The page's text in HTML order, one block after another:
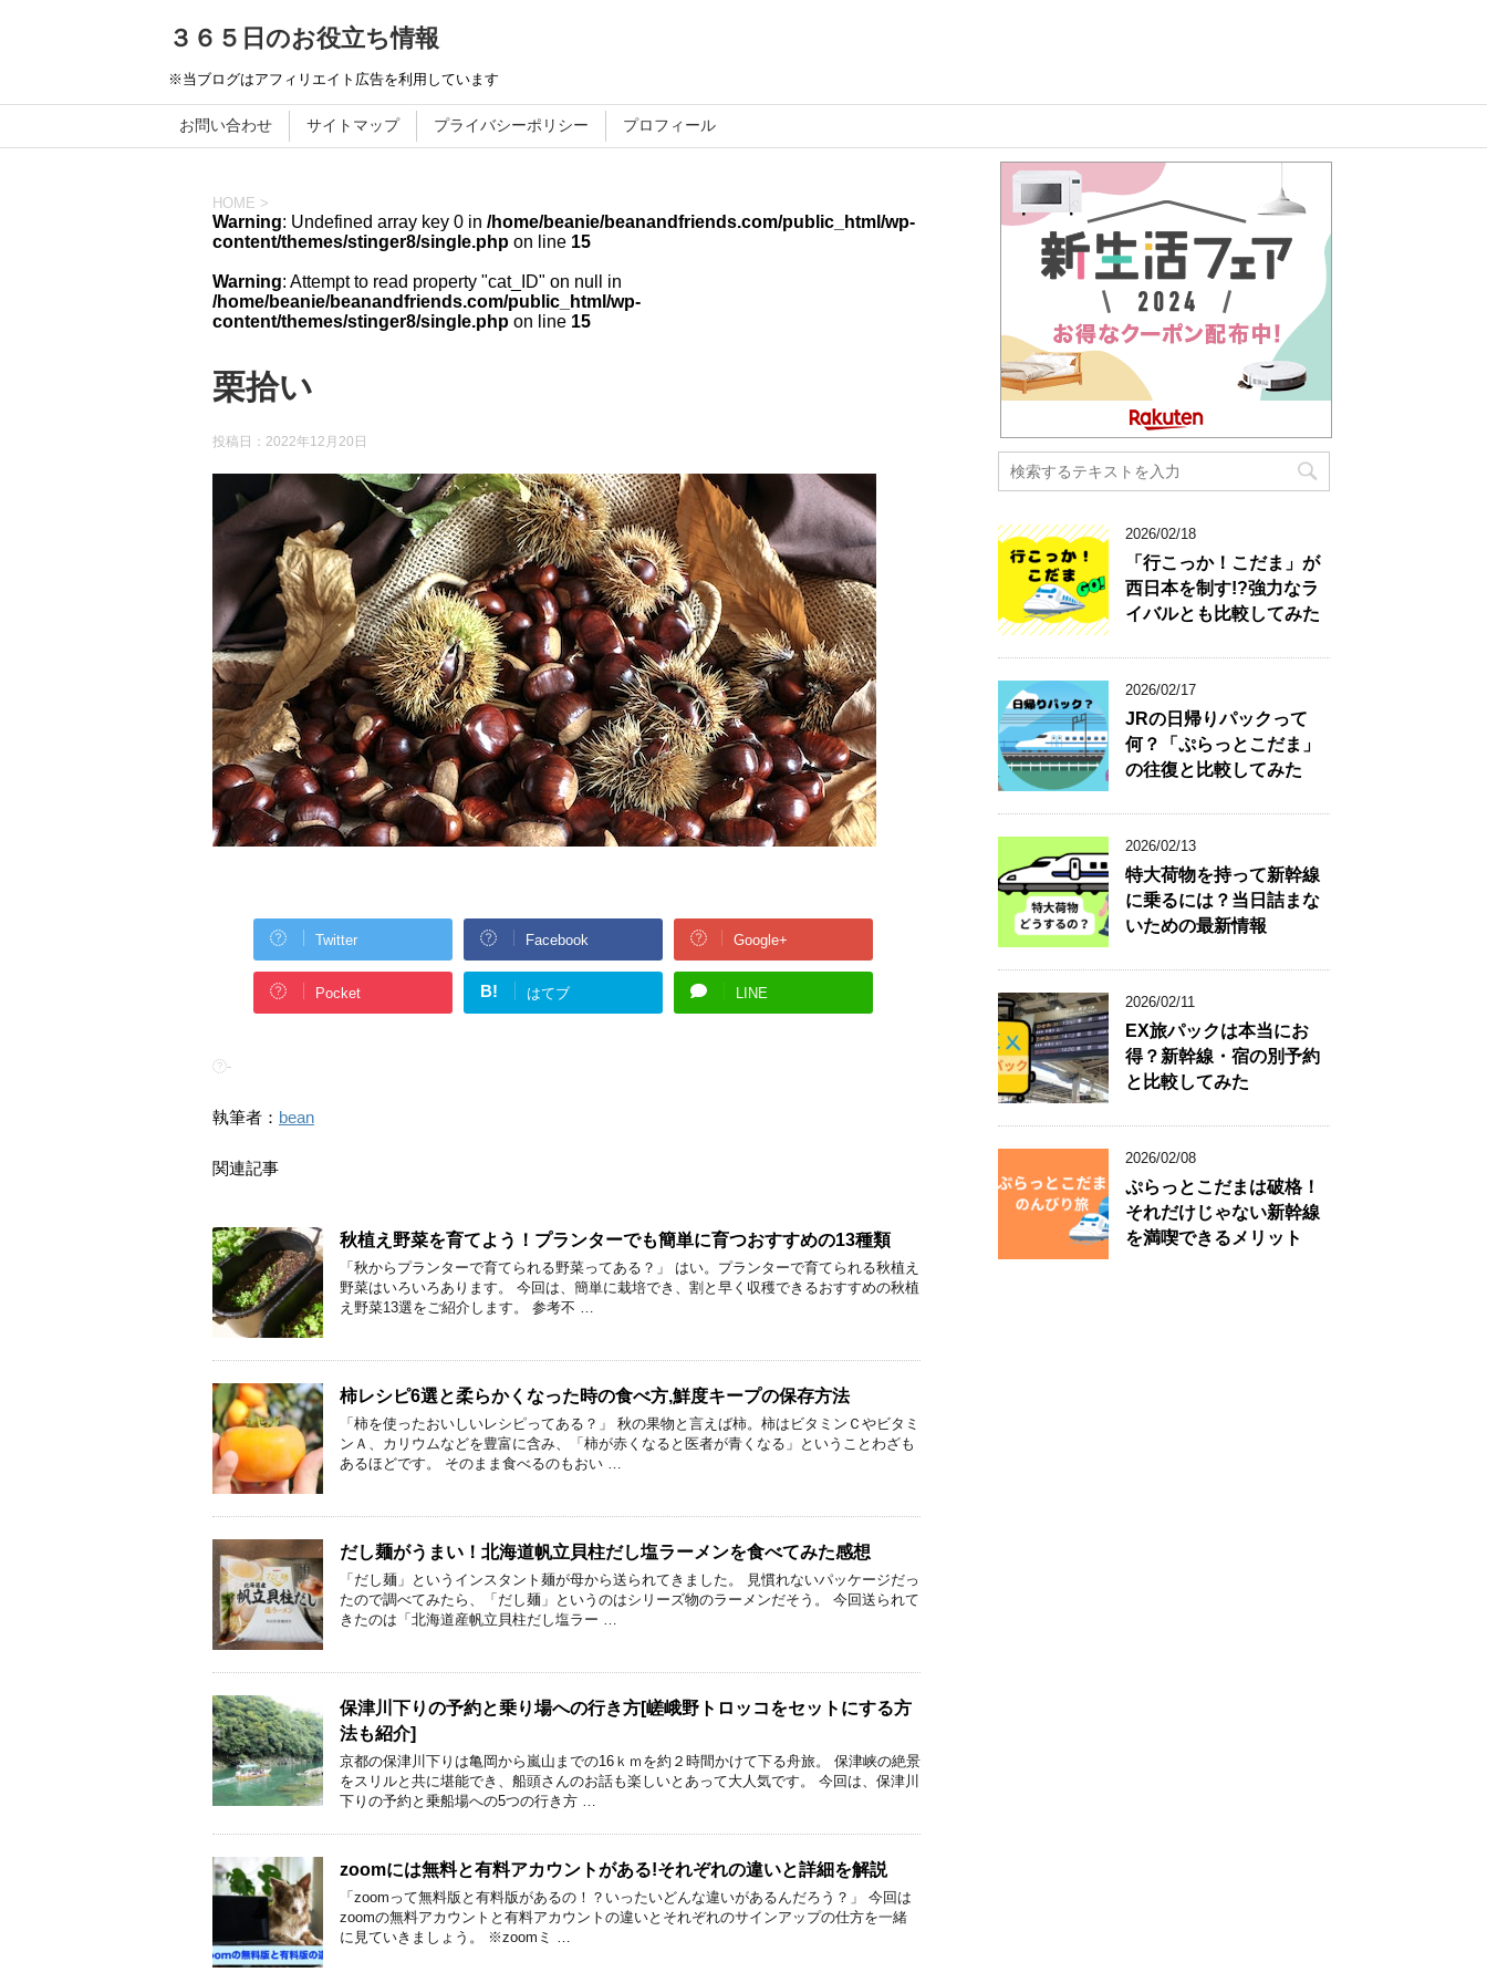
３６５日のお役立ち情報
※当ブログはアフィリエイト広告を利用しています
お問い合わせ サイトマップ プライバシーポリシー プロフィール
HOME >
Warning: Undefined array key 0 in /home/beanie/beanandfriends.com/public_html/wp-
content/themes/stinger8/single.php on line 15
Warning: Attempt to read property "cat_ID" on null in
/home/beanie/beanandfriends.com/public_html/wp-
content/themes/stinger8/single.php on line 15
栗拾い
投稿日： 2022年12月20日
Twitter Facebook Google+
Pocket B! はてブ LINE
-
執筆者： bean
関連記事
秋植え野菜を育てよう！プランターでも簡単に育つおすすめの13種類
「秋からプランターで育てられる野菜ってある？」 はい。プランターで育てられる秋植え
野菜はいろいろあります。 今回は、簡単に栽培でき、割と早く収穫できるおすすめの秋植
え野菜13選をご紹介します。 参考不 …
柿レシピ6選と柔らかくなった時の食べ方,鮮度キープの保存方法
「柿を使ったおいしいレシピってある？」 秋の果物と言えば柿。柿はビタミンＣやビタミ
ンＡ、カリウムなどを豊富に含み、「柿が赤くなると医者が青くなる」ということわざも
あるほどです。 そのまま食べるのもおい …
だし麺がうまい！北海道帆立貝柱だし塩ラーメンを食べてみた感想
「だし麺」というインスタント麺が母から送られてきました。 見慣れないパッケージだっ
たので調べてみたら、「だし麺」というのはシリーズ物のラーメンだそう。 今回送られて
きたのは「北海道産帆立貝柱だし塩ラー …
保津川下りの予約と乗り場への行き方[嵯峨野トロッコをセットにする方
法も紹介]
京都の保津川下りは亀岡から嵐山までの16ｋｍを約２時間かけて下る舟旅。 保津峡の絶景
をスリルと共に堪能でき、船頭さんのお話も楽しいとあって大人気です。 今回は、保津川
下りの予約と乗船場への5つの行き方 …
zoomには無料と有料アカウントがある!それぞれの違いと詳細を解説
「zoomって無料版と有料版があるの！？いったいどんな違いがあるんだろう？」 今回は
zoomの無料アカウントと有料アカウントの違いとそれぞれのサインアップの仕方を一緒
に見ていきましょう。 ※zoomミ …
2026/02/18
「行こっか！こだま」が
西日本を制す!?強力なラ
イバルとも比較してみた
2026/02/17
JRの日帰りパックって
何？「ぷらっとこだま」
の往復と比較してみた
2026/02/13
特大荷物を持って新幹線
に乗るには？当日詰まな
いための最新情報
2026/02/11
EX旅パックは本当にお
得？新幹線・宿の別予約
と比較してみた
2026/02/08
ぷらっとこだまは破格！
それだけじゃない新幹線
を満喫できるメリット